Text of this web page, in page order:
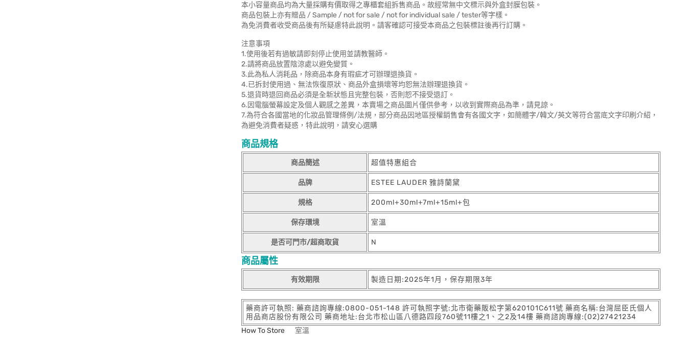
本小容量商品均為大量採購有價取得之專櫃套組拆售商品。故經常無中文標示與外盒封膜包裝。
商品包裝上亦有贈品 / Sample / not for sale / not for individual sale / tester等字樣。
為免消費者收受商品後有所疑慮特此說明。請客確認可接受本商品之包裝標註後再行訂購。
注意事項
1.使用後若有過敏請即刻停止使用並請教醫師。
2.請將商品放置陰涼處以避免變質。
3.此為私人消耗品，除商品本身有瑕疵才可辦理退換貨。
4.已拆封使用過、無法恢復原狀、商品外盒損壞等均恕無法辦理退換貨。
5.退貨時退回商品必須是全新狀態且完整包裝，否則恕不接受退訂。
6.因電腦螢幕設定及個人觀感之差異，本賣場之商品圖片僅供參考，以收到實際商品為準，請見諒。
7.為符合各國當地的化妝品管理條例/法規，部分商品因地區授權銷售會有各國文字，如簡體字/韓文/英文等符合當底文字印刷介紹，
為避免消費者疑惑，特此說明，請安心選購
商品規格
商品簡述 超值特惠組合
品牌 ESTEE LAUDER 雅詩蘭黛
規格 200ml+30ml+7ml+15ml+包
保存環境 室溫
是否可門市/超商取貨 N
商品屬性
有效期限 製造日期:2025年1月，保存期限3年
藥商許可執照: 藥商諮詢專線:0800-051-148 許可執照字號:北市衛藥販松字第620101C611號 藥商名稱:台灣屈臣氏個人
用品商店股份有限公司 藥商地址:台北市松山區八德路四段760號11樓之1、之2及14樓 藥商諮詢專線:(02)27421234
How To Store
室溫